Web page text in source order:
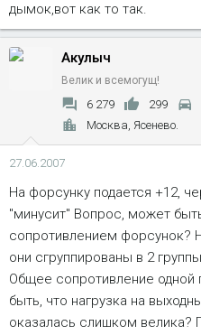
дымок,вот как то так.
Акулыч
Велик и всемогущ!
6 279 299
Москва, Ясенево.
27.06.2007
На форсунку подается +12,
"минусит" Вопрос, может
сопротивлением форсунок?
они сгруппированы в 2
Общее сопротивление одной
быть, что нагрузка на
оказалась слишком велика?